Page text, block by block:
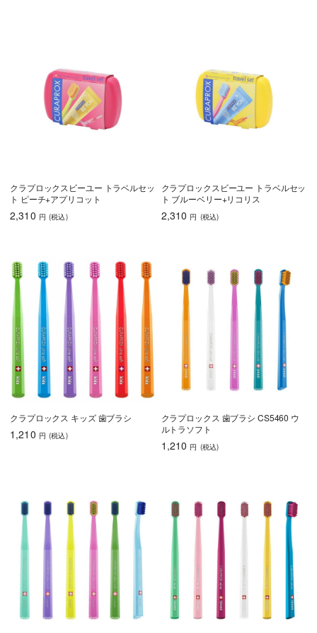
クラプロックスビーユー トラベルセッ
ト ピーチ+アプリコット
2,310 円 (税込)
クラプロックスビーユー トラベルセッ
ト ブルーベリー+リコリス
2,310 円 (税込)
クラプロックス キッズ 歯ブラシ
1,210 円 (税込)
クラプロックス 歯ブラシ CS5460 ウ
ルトラソフト
1,210 円 (税込)